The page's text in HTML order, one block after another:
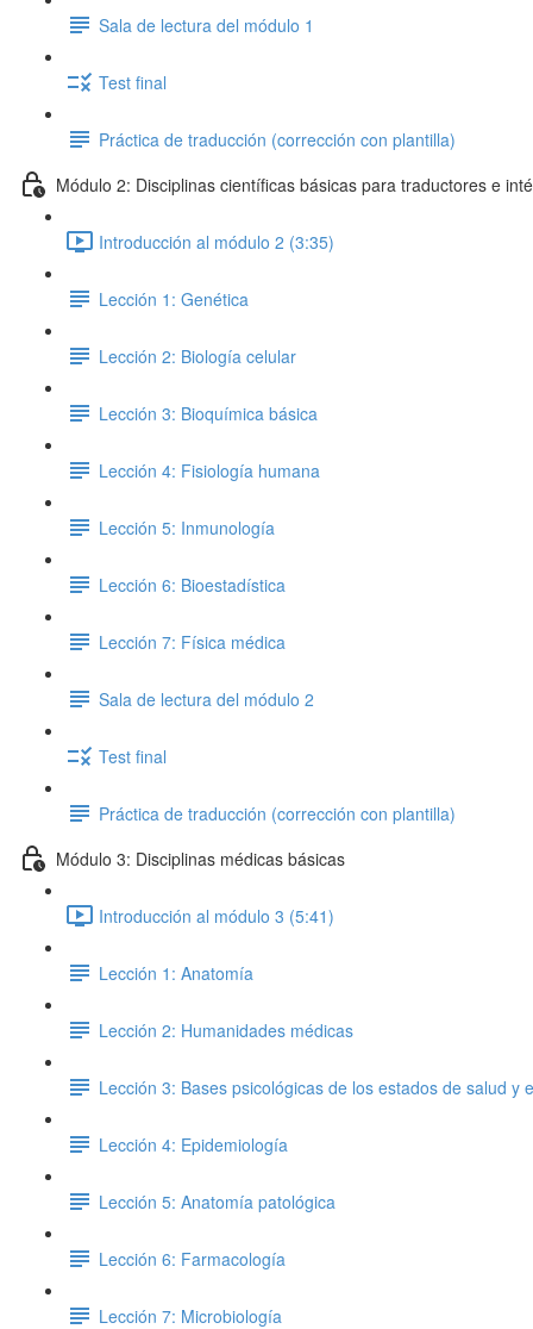
Sala de lectura del módulo 1
Test final
Práctica de traducción (corrección con plantilla)
Módulo 2: Disciplinas científicas básicas para traductores e
Introducción al módulo 2 (3:35)
Lección 1: Genética
Lección 2: Biología celular
Lección 3: Bioquímica básica
Lección 4: Fisiología humana
Lección 5: Inmunología
Lección 6: Bioestadística
Lección 7: Física médica
Sala de lectura del módulo 2
Test final
Práctica de traducción (corrección con plantilla)
Módulo 3: Disciplinas médicas básicas
Introducción al módulo 3 (5:41)
Lección 1: Anatomía
Lección 2: Humanidades médicas
Lección 3: Bases psicológicas de los estados de salud y
Lección 4: Epidemiología
Lección 5: Anatomía patológica
Lección 6: Farmacología
Lección 7: Microbiología